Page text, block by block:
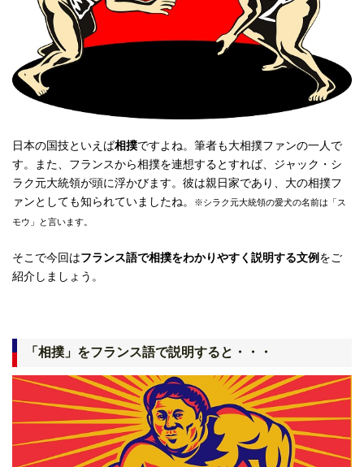
日本の国技といえば相撲ですよね。筆者も大相撲ファンの一人で
す。また、フランスから相撲を連想するとすれば、ジャック・シ
ラク元大統領が頭に浮かびます。彼は親日家であり、大の相撲フ
ァンとしても知られていましたね。
※シラク元大統領の愛犬の名前は「ス
モウ」と言います。
そこで今回はフランス語で相撲をわかりやすく説明する文例をご
紹介しましょう。
「相撲」をフランス語で説明すると・・・